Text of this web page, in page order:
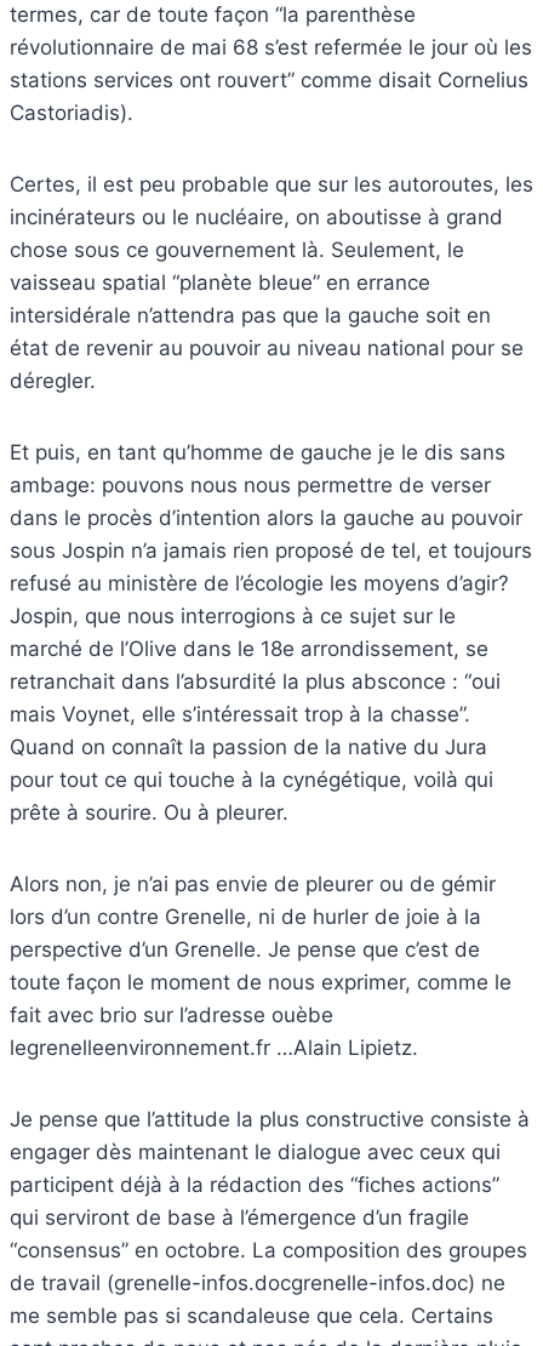
termes, car de toute façon “la parenthèse
révolutionnaire de mai 68 s’est refermée le jour où les
stations services ont rouvert” comme disait Cornelius
Castoriadis).
Certes, il est peu probable que sur les autoroutes, les
incinérateurs ou le nucléaire, on aboutisse à grand
chose sous ce gouvernement là. Seulement, le
vaisseau spatial “planète bleue” en errance
intersidérale n’attendra pas que la gauche soit en
état de revenir au pouvoir au niveau national pour se
déregler.
Et puis, en tant qu’homme de gauche je le dis sans
ambage: pouvons nous nous permettre de verser
dans le procès d’intention alors la gauche au pouvoir
sous Jospin n’a jamais rien proposé de tel, et toujours
refusé au ministère de l’écologie les moyens d’agir?
Jospin, que nous interrogions à ce sujet sur le
marché de l’Olive dans le 18e arrondissement, se
retranchait dans l’absurdité la plus absconce : “oui
mais Voynet, elle s’intéressait trop à la chasse”.
Quand on connaît la passion de la native du Jura
pour tout ce qui touche à la cynégétique, voilà qui
prête à sourire. Ou à pleurer.
Alors non, je n’ai pas envie de pleurer ou de gémir
lors d’un contre Grenelle, ni de hurler de joie à la
perspective d’un Grenelle. Je pense que c’est de
toute façon le moment de nous exprimer, comme le
fait avec brio sur l’adresse ouèbe
legrenelleenvironnement.fr …Alain Lipietz.
Je pense que l’attitude la plus constructive consiste à
engager dès maintenant le dialogue avec ceux qui
participent déjà à la rédaction des “fiches actions”
qui serviront de base à l’émergence d’un fragile
“consensus” en octobre. La composition des groupes
de travail (grenelle-infos.docgrenelle-infos.doc) ne
me semble pas si scandaleuse que cela. Certains